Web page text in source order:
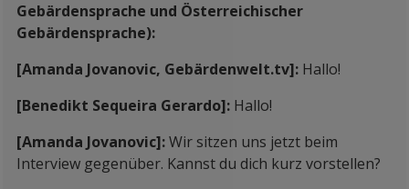
Gebärdensprache und Österreichischer
Gebärdensprache):
[Amanda Jovanovic, Gebärdenwelt.tv]: Hallo!
[Benedikt Sequeira Gerardo]: Hallo!
[Amanda Jovanovic]:Wir sitzen uns jetzt beim
Interview gegenüber. Kannst du dich kurz vorstellen?